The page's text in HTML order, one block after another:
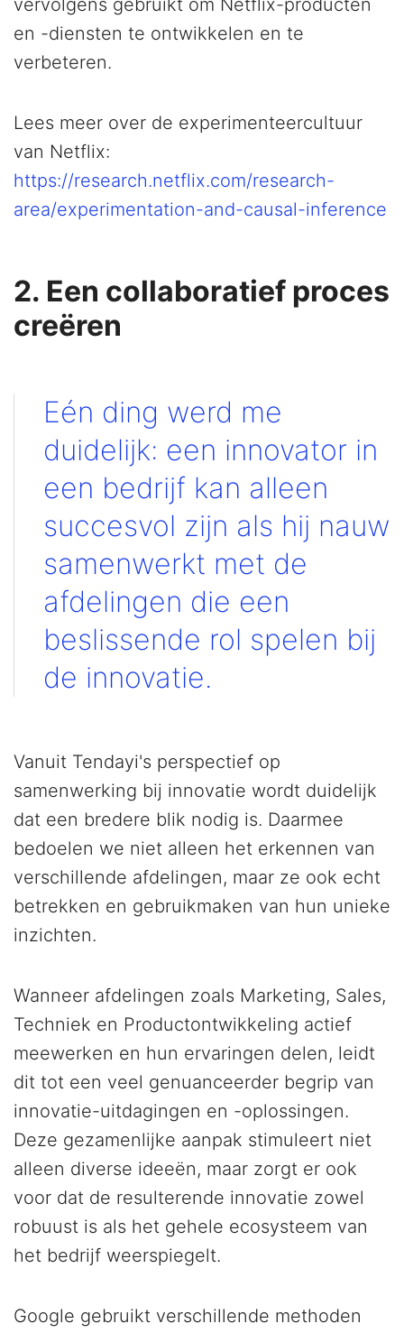
vervolgens gebruikt om Netflix-producten
en -diensten te ontwikkelen en te
verbeteren.
Lees meer over de experimenteercultuur
van Netflix:
https://research.netflix.com/research-
area/experimentation-and-causal-inference
2. Een collaboratief proces
creëren
Eén ding werd me
duidelijk: een innovator in
een bedrijf kan alleen
succesvol zijn als hij nauw
samenwerkt met de
afdelingen die een
beslissende rol spelen bij
de innovatie.
Vanuit Tendayi's perspectief op
samenwerking bij innovatie wordt duidelijk
dat een bredere blik nodig is. Daarmee
bedoelen we niet alleen het erkennen van
verschillende afdelingen, maar ze ook echt
betrekken en gebruikmaken van hun unieke
inzichten.
Wanneer afdelingen zoals Marketing, Sales,
Techniek en Productontwikkeling actief
meewerken en hun ervaringen delen, leidt
dit tot een veel genuanceerder begrip van
innovatie-uitdagingen en -oplossingen.
Deze gezamenlijke aanpak stimuleert niet
alleen diverse ideeën, maar zorgt er ook
voor dat de resulterende innovatie zowel
robuust is als het gehele ecosysteem van
het bedrijf weerspiegelt.
Google gebruikt verschillende methoden